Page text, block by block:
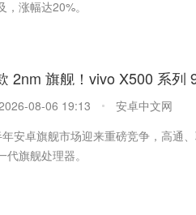
，涨幅达20%。
08-06 19:13
安卓中文网
安卓旗舰市场迎来重磅竞争，高通
代旗舰处理器。